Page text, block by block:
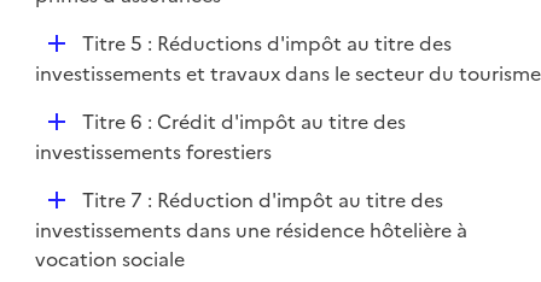
D
é
i
Titre 5 : Réductions d'impôt au titre des
investissements et travaux dans le secteur du tourisme
D
é
i
e
Titre 6 : Crédit d'impôt au titre des
investissements forestiers
D
é
p
Titre 7 : Réduction d'impôt au titre des
investissements dans une résidence hôtelière à
vocation sociale